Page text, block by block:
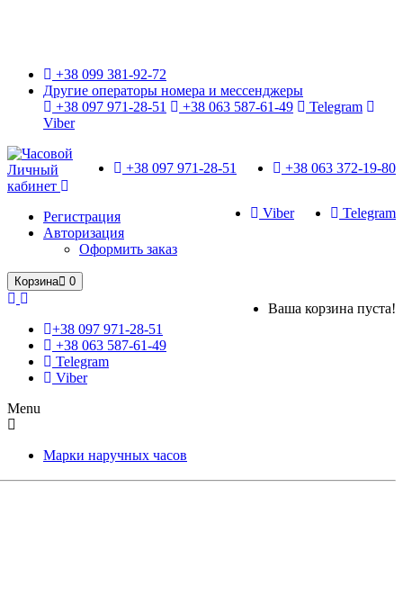
+38 099 381-92-72
Другие операторы номера и мессенджеры
+38 097 971-28-51
+38 063 587-61-49
Telegram
Viber
+38 063 372-19-80
+38 097 971-28-51
Telegram
Viber
Личный
кабинет
Регистрация
Авторизация
Оформить заказ
Корзина 0
Ваша корзина пуста!
+38 097 971-28-51
+38 063 587-61-49
Telegram
Viber
Menu
Марки наручных часов